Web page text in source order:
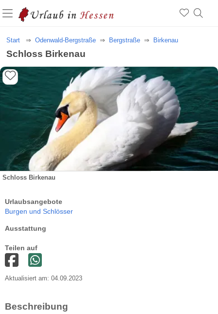
Start Odenwald-Bergstraße Bergstraße Birkenau
Schloss Birkenau
Schloss Birkenau
Urlaubsangebote
Burgen und Schlösser
Ausstattung
Teilen auf
Aktualisiert am: 04.09.2023
Beschreibung